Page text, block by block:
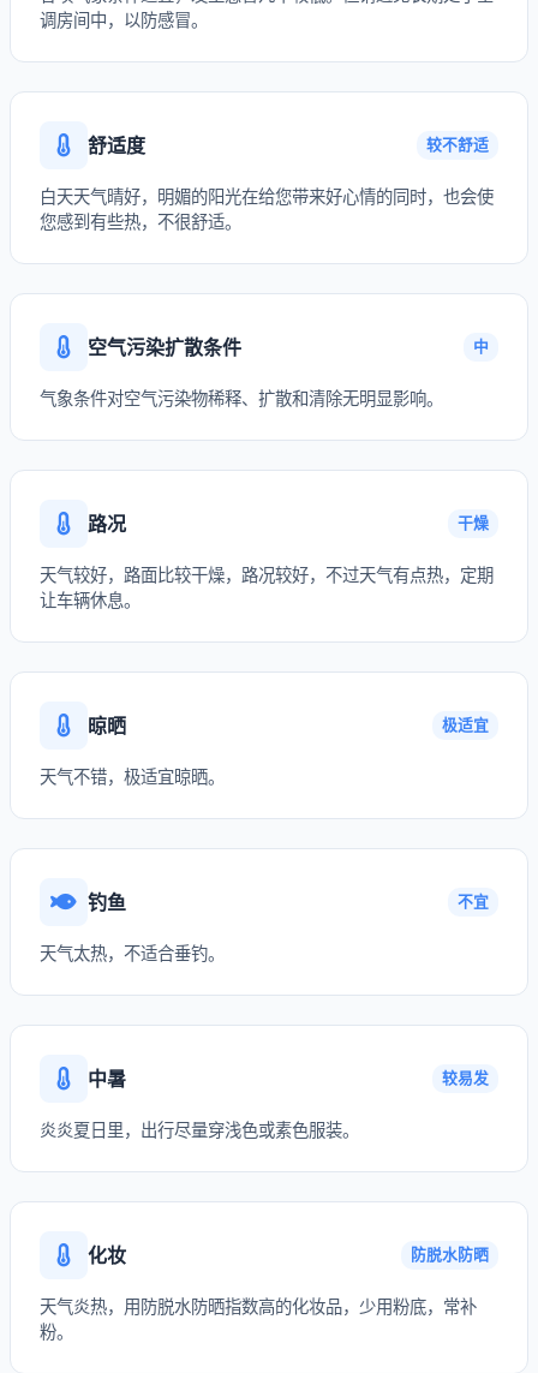
调房间中，以防感冒。
舒适度 较不舒适
白天天气晴好，明媚的阳光在给您带来好心情的同时，也会使
您感到有些热，不很舒适。
空气污染扩散条件 中
气象条件对空气污染物稀释、扩散和清除无明显影响。
路况 干燥
天气较好，路面比较干燥，路况较好，不过天气有点热，定期
让车辆休息。
晾晒 极适宜
天气不错，极适宜晾晒。
钓鱼 不宜
天气太热，不适合垂钓。
中暑 较易发
炎炎夏日里，出行尽量穿浅色或素色服装。
化妆 防脱水防晒
天气炎热，用防脱水防晒指数高的化妆品，少用粉底，常补
粉。